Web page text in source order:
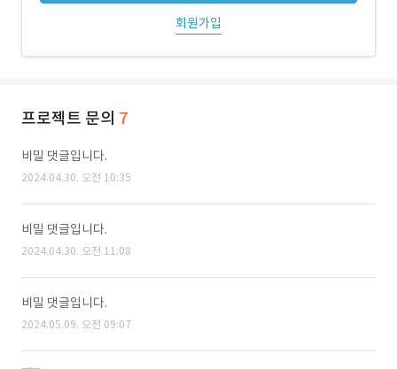
회원가입
프로젝트 문의 7
비밀 댓글입니다.
2024.04.30. 오전 10:35
비밀 댓글입니다.
2024.04.30. 오전 11:08
비밀 댓글입니다.
2024.05.09. 오전 09:07